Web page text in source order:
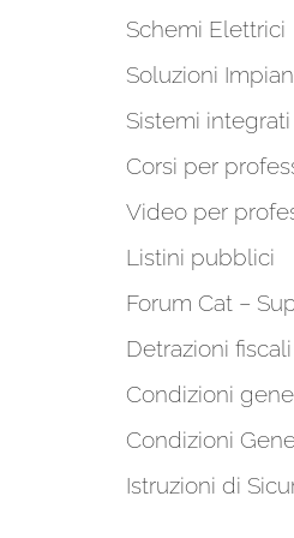
Schemi Elettrici
Soluzioni
Sistemi integrati
Corsi per
Video per
Listini pubblici
Forum Cat –
Detrazioni
Condizioni
Condizioni
Istruzioni di